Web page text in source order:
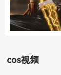
cos视频